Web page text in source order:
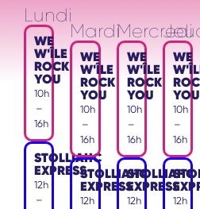
Lundi
WE
W'ÎLE
ROCK
YOU
10h
–
16h
STOLLIAHC
EXPRESS
12h
–
Mardi
WE
W'ÎLE
ROCK
YOU
10h
–
16h
STOLLIAHC
EXPRESS
12h
Mercredi
WE
W'ÎLE
ROCK
YOU
10h
–
16h
STOLLIAHC
EXPRESS
12h
WE
YOU
10h
–
16h
12h